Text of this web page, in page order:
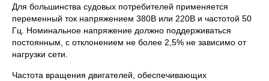
Для большинства судовых потребителей применяется
переменный ток напряжением 380В или 220В и частотой 50
Гц. Номинальное напряжение должно поддерживаться
постоянным, с отклонением не более 2,5% не зависимо от
нагрузки сети.
Частота вращения двигателей, обеспечивающих